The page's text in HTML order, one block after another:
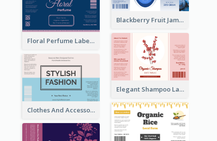
Blackberry Fruit Jam Label
Floral Perfume Label
Elegant Shampoo Label
Clothes And Accessories Label